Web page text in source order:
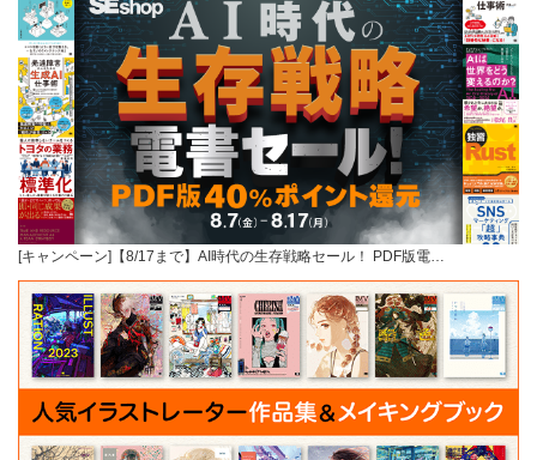
[キャンペーン]【8/17まで】AI時代の生存戦略セール！ PDF版電…